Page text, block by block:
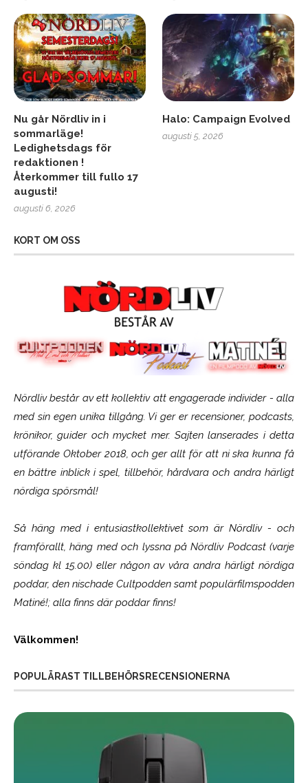
Nu går Nördliv in i
sommarläge!
Ledighetsdags för
redaktionen !
Återkommer till fullo 17
augusti!
augusti 6, 2026
Halo: Campaign Evolved
augusti 5, 2026
KORT OM OSS
Nördliv består av ett kollektiv att engagerade individer - alla
med sin egen unika tillgång. Vi ger er recensioner, podcasts,
krönikor, guider och mycket mer. Sajten lanserades i detta
utförande Oktober 2018, och ger allt för att ni ska kunna få
en bättre inblick i spel, tillbehör, hårdvara och andra härligt
nördiga spörsmål!
Så häng med i entusiastkollektivet som ärNördliv- och
framförallt, häng med och lyssna på Nördliv Podcast (varje
söndag kl 15.00) eller någon av våra andra härligt nördiga
poddar, den nischade Cultpodden samt populärfilmspodden
Matiné!; alla finns där poddar finns!
Välkommen!
POPULÄRAST TILLBEHÖRSRECENSIONERNA